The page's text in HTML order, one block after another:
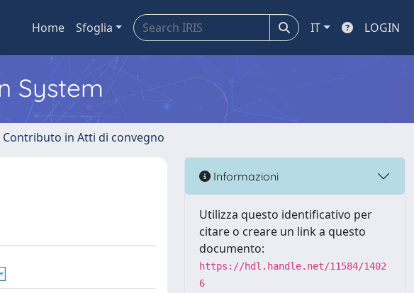
Home Sfoglia IT LOGIN
System
Contributo in Atti di convegno
Informazioni
Utilizza questo identificativo per
citare o creare un link a questo
documento:
https://hdl.handle.net/11584/1402
6